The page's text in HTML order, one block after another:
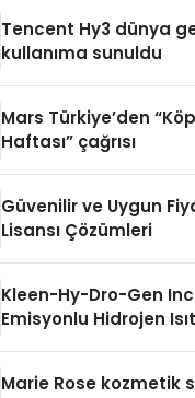
Tencent Hy3 dünya
kullanıma sunuldu
Mars Türkiye’den
Haftası” çağrısı
Güvenilir ve Uygun
Lisansı Çözümleri
Kleen-Hy-Dro-Gen
Emisyonlu Hidrojen
Marie Rose kozmetik